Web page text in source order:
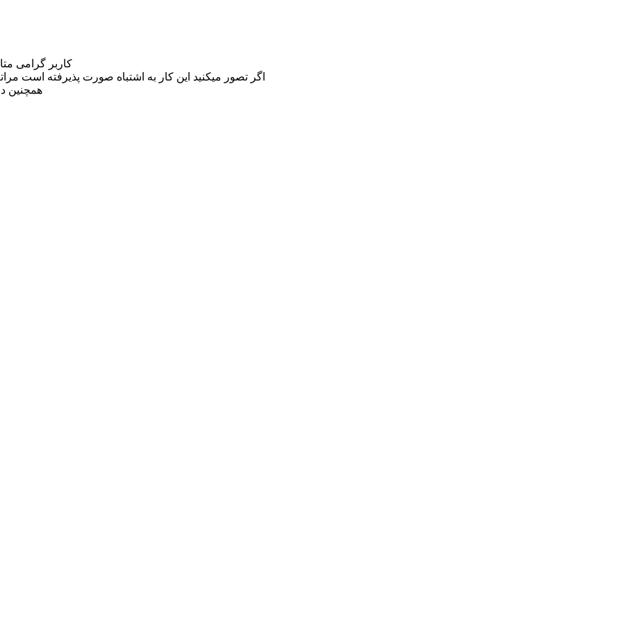
کاربر گرامی
اگر تصور میکنید این کار به اشتباه صورت پذیرفته است مراتب این مسئله را
همچنین